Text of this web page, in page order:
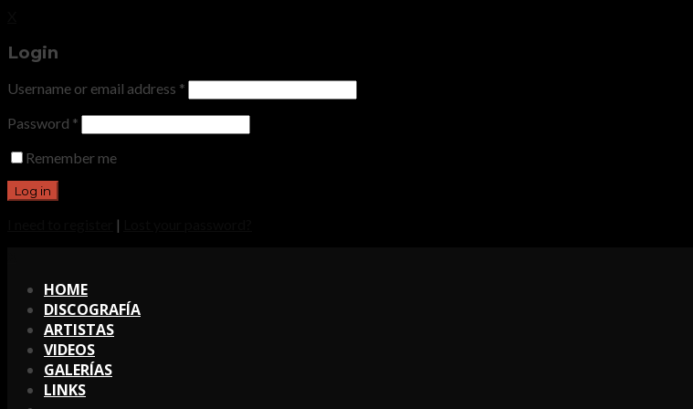
Login
Username or email address *
Password *
Remember me
|
HOME
DISCOGRAFÍA
ARTISTAS
VIDEOS
GALERÍAS
LINKS